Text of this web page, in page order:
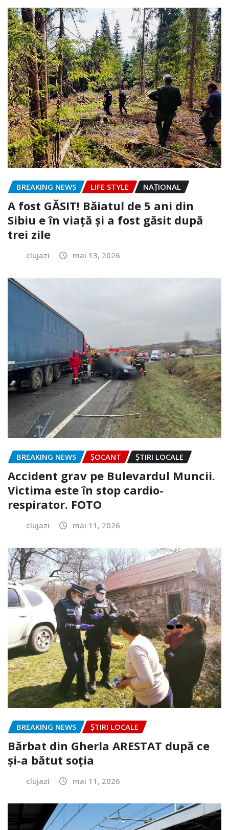
BREAKING NEWS LIFE STYLE NAŢIONAL
A fost GĂSIT! Băiatul de 5 ani din
Sibiu e în viață și a fost găsit după
trei zile
clujazi mai 13, 2026
BREAKING NEWS ȘOCANT ȘTIRI LOCALE
Accident grav pe Bulevardul Muncii.
Victima este în stop cardio-
respirator. FOTO
clujazi mai 11, 2026
BREAKING NEWS ȘTIRI LOCALE
Bărbat din Gherla ARESTAT după ce
și-a bătut soția
clujazi mai 11, 2026